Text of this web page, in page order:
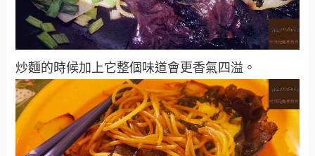
炒麵的時候加上它整個味道會更香氣四溢。